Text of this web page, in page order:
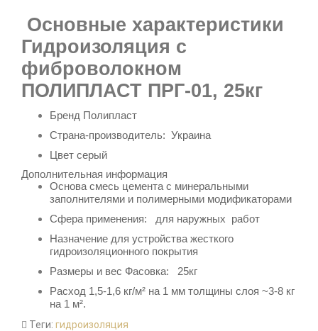
Основные характеристики
Гидроизоляция с
фиброволокном
ПОЛИПЛАСТ ПРГ-01, 25кг
Бренд Полипласт
Страна-производитель: Украина
Цвет серый
Дополнительная информация
Основа смесь цемента с минеральными
заполнителями и полимерными модификаторами
Сфера применения: для наружных работ
Назначение для устройства жесткого
гидроизоляционного покрытия
Размеры и вес Фасовка: 25кг
Расход 1,5-1,6 кг/м² на 1 мм толщины слоя ~3-8 кг
на 1 м².
Теги: гидроизоляция